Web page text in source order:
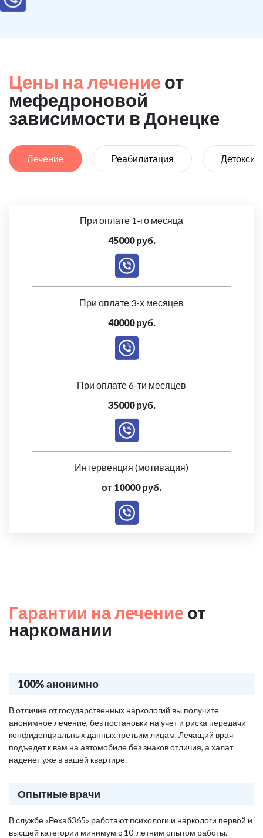
Цены на лечение от
мефедроновой
зависимости в Донецке
Лечение Реабилитация
При оплате 1-го месяца
45000 руб.
При оплате 3-х месяцев
40000 руб.
При оплате 6-ти месяцев
35000 руб.
Интервенция (мотивация)
от 10000 руб.
Гарантии на лечение от
наркомании
100% анонимно
В отличие от государственных наркологий вы получите
анонимное лечение, без постановки на учет и риска передачи
конфиденциальных данных третьим лицам. Лечащий врач
подъедет к вам на автомобиле без знаков отличия, а халат
наденет уже в вашей квартире.
Опытные врачи
В службе «Рехаб365» работают психологи и наркологи первой и
высшей категории минимум с 10-летним опытом работы.